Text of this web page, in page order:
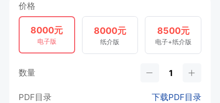
价格
8000元
电子版
8000元
纸介版
8500元
电子+纸介版
数量
PDF目录 下载PDF目录